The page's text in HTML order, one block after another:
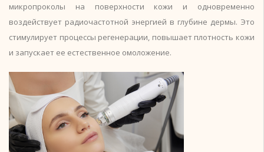
микропроколы на поверхности кожи и одновременно
воздействует радиочастотной энергией в глубине дермы. Это
стимулирует процессы регенерации, повышает плотность кожи
и запускает ее естественное омоложение.